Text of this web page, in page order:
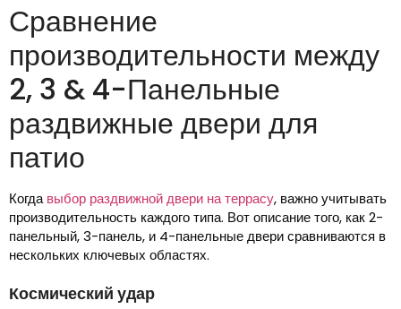
Сравнение
производительности между
2, 3 & 4-Панельные
раздвижные двери для
патио
Когдавыбор раздвижной двери на террасу, важно учитывать
производительность каждого типа. Вот описание того, как 2-
панельный, 3-панель, и 4-панельные двери сравниваются в
нескольких ключевых областях.
Космический удар